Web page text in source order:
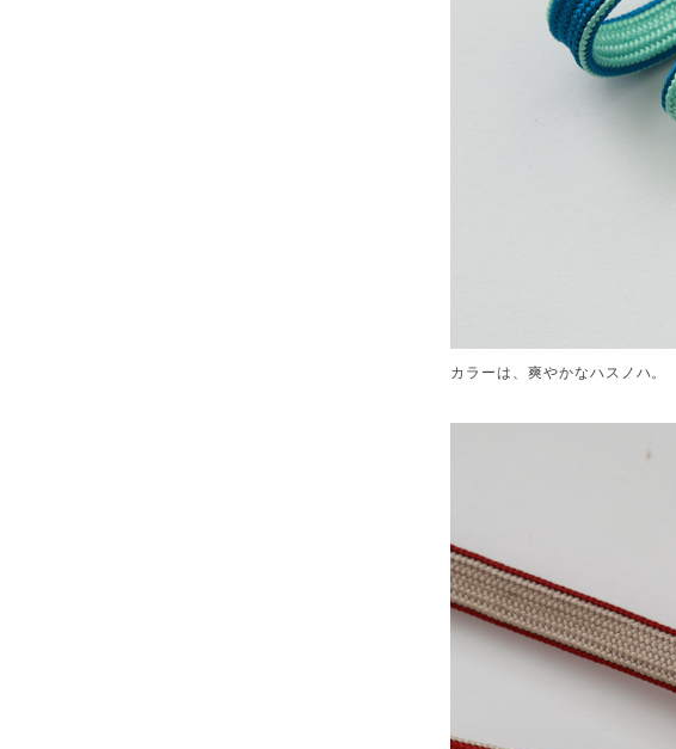
カラーは、爽やかなハスノハ。